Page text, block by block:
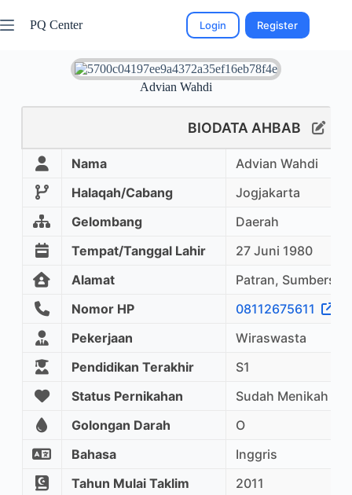
PQ Center Login Register
Advian Wahdi
BIODATA AHBAB
Nama
Advian Wahdi
Halaqah/Cabang
Jogjakarta
Gelombang
Daerah
Tempat/Tanggal Lahir
27 Juni 1980
Alamat
Patran,
Nomor HP
08112675611
Pekerjaan
Wiraswasta
Pendidikan Terakhir
S1
Status Pernikahan
Sudah Menikah
Golongan Darah
O
Bahasa
Inggris
Tahun Mulai Taklim
2011